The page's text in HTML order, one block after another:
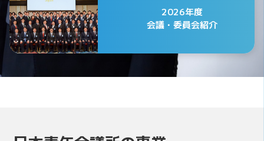
2026年度
会議・委員会紹介